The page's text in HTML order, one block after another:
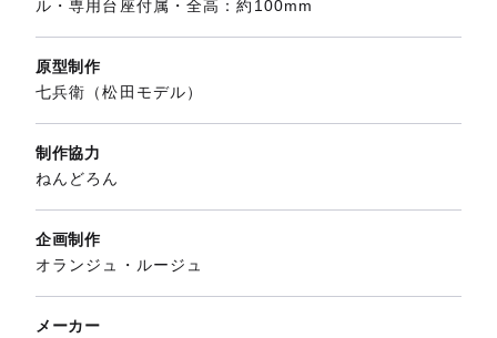
ル・専用台座付属・全高：約100mm
原型制作
七兵衛（松田モデル）
制作協力
ねんどろん
企画制作
オランジュ・ルージュ
メーカー